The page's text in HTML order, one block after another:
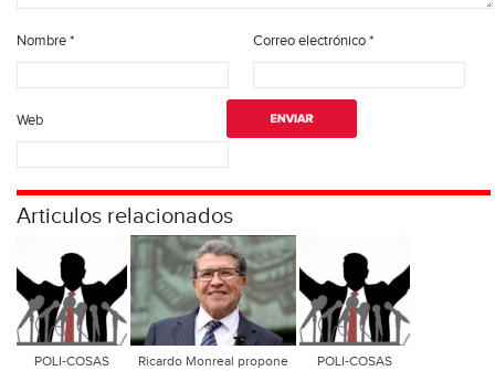
Nombre* Correo electrónico*
Web
Articulos relacionados
POLI-COSAS
Ricardo Monreal propone
POLI-COSAS